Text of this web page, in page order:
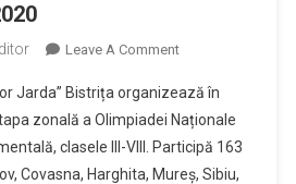
Leave A CommentOn
Națională
De
Interpretare
Instrumentală,
Jarda” Bistrița organizează în
zonală a Olimpiadei Naționale
clasele III-VIII. Participă 163
Covasna, Harghita, Mureş, Sibiu,